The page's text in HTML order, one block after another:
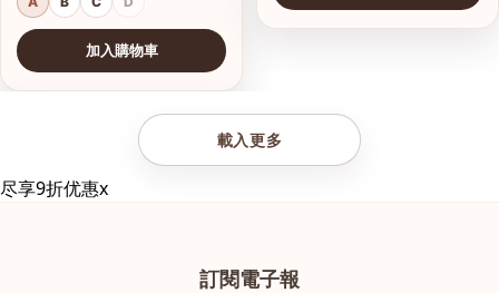
加入購物車
載入更多
尽享9折优惠x
訂閱電子報